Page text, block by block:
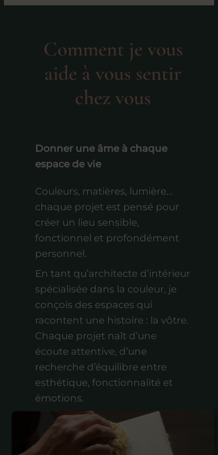
Comment je vous
aide à vous sentir
chez vous
Donner une âme à chaque
espace de vie
Couleurs, matières, lumière…
chaque projet est pensé pour
créer un lieu sensible,
fonctionnel et profondément
personnel.
En tant qu’architecte d’intérieur
spécialisée dans la couleur, je
conçois des espaces qui
racontent une histoire : la vôtre.
Chaque projet naît d’une
écoute attentive, d’une
recherche d’équilibre entre
esthétique, fonctionnalité et
émotions.